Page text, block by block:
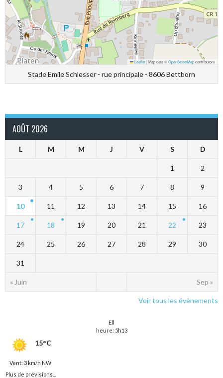
Leaflet|Map data ©OpenStreetMapcontributors
Stade Emile Schlesser - rue principale - 8606 Bettborn
AOÛT 2026
L M M J V S D
« Juin Sep »
1 2
3 4 5 6 7 8 9
10 11 12 13 14 15 16
17 18 19 20 21 22 23
24 25 26 27 28 29 30
31
Voir tous les évènements
Ell
heure: 5h13
15°C
Vent: 3 km/h NW
Plus de prévisions...